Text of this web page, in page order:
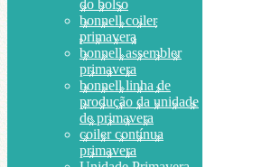
do bolso
bonnell coiler
primavera
bonnell assembler
primavera
bonnell linha de
produção da unidade
de primavera
coiler contínua
primavera